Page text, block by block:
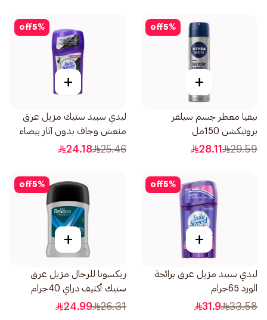
5%
off
+
نيفيا معطر جسم سيلفر
بروتيكشن 150مل
29.59
28.11
5%
off
+
ليدي سبيد ستيك مزيل عرق
منعش وجاف بدون آثار بيضاء
40جرام
25.46
24.18
5%
off
+
ليدي سبيد مزيل عرق برائحة
الورد 65جرام
33.58
31.9
5%
off
+
ريكسونا للرجال مزيل عرق
ستيك أكتيف دراي 40جرام
26.31
24.99